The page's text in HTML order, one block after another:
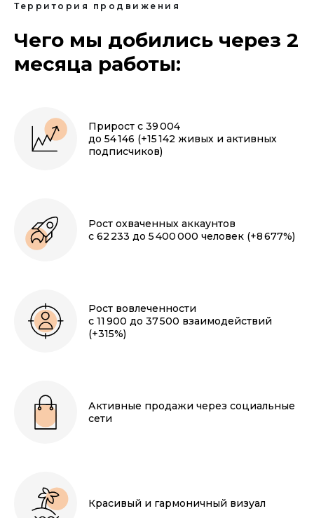
Территория продвижения
Чего мы добились через 2
месяца работы:
Прирост с 39 004
до 54 146 (+15 142 живых и активных
подписчиков)
Рост охваченных аккаунтов
с 62 233 до 5 400 000 человек (+8 677%)
Рост вовлеченности
с 11 900 до 37 500 взаимодействий
(+315%)
Активные продажи через социальные
сети
Красивый и гармоничный визуал